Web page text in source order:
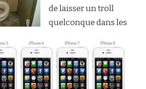
de laisser un troll
quelconque dans les